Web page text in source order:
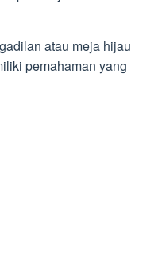
atau meja hijau
pemahaman yang